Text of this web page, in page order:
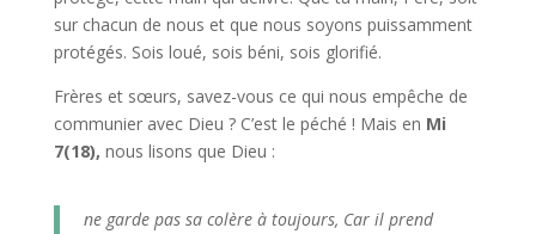
sur chacun de nous et que nous soyons puissamment
protégés. Sois loué, sois béni, sois glorifié.
Frères et sœurs, savez-vous ce qui nous empêche de
communier avec Dieu ? C’est le péché ! Mais en Mi
7(18), nous lisons que Dieu :
ne garde pas sa colère à toujours, Car il prend